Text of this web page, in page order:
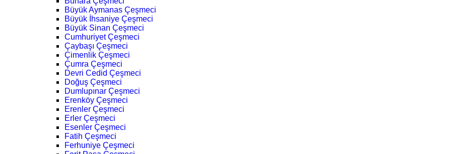
Büyük Aymanas Çeşmeci
Büyük İhsaniye Çeşmeci
Büyük Sinan Çeşmeci
Cumhuriyet Çeşmeci
Çaybaşı Çeşmeci
Çimenlik Çeşmeci
Çumra Çeşmeci
Devri Cedid Çeşmeci
Doğuş Çeşmeci
Dumlupınar Çeşmeci
Erenköy Çeşmeci
Erenler Çeşmeci
Erler Çeşmeci
Esenler Çeşmeci
Fatih Çeşmeci
Ferhuniye Çeşmeci